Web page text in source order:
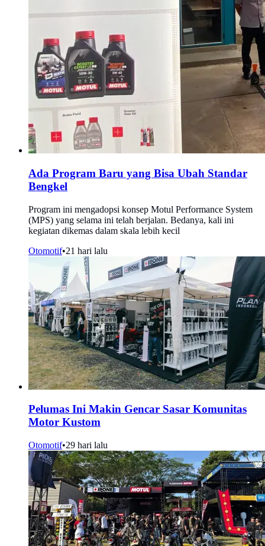
Ada Program Baru yang Bisa Ubah Standar
Bengkel
Program ini mengadopsi konsep Motul Performance System
(MPS) yang selama ini telah berjalan. Bedanya, kali ini
kegiatan dikemas dalam skala lebih kecil
Otomotif•21 hari lalu
Pelumas Ini Makin Gencar Sasar Komunitas
Motor Kustom
Otomotif•29 hari lalu